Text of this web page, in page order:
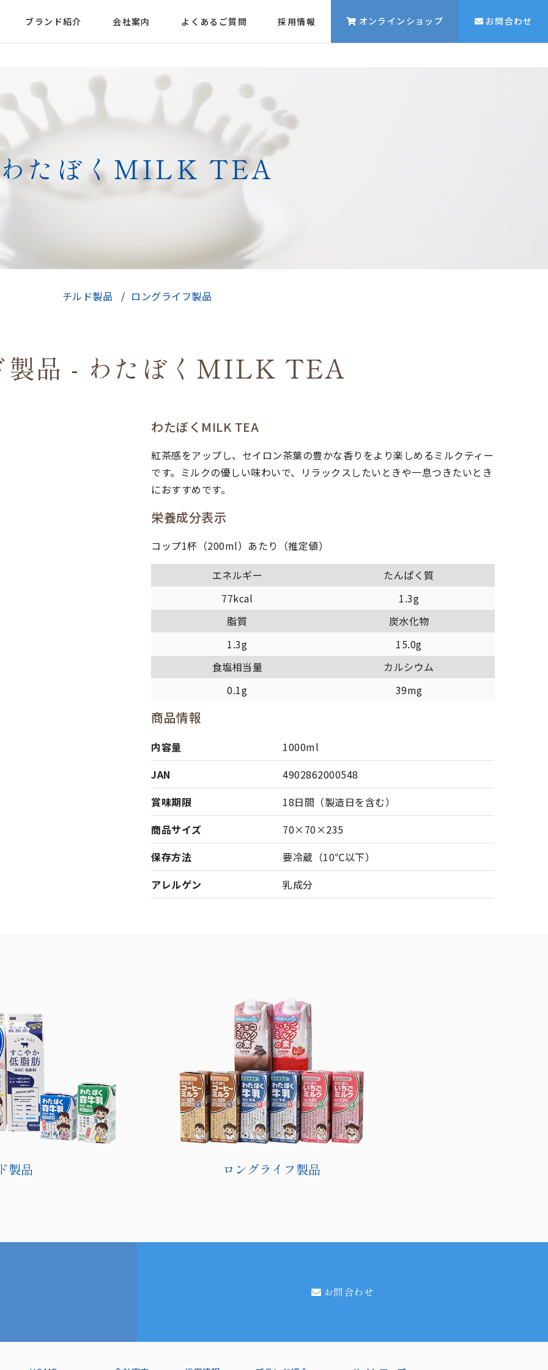
ブランド紹介 会社案内 よくあるご質問 採用情報 オンラインショップ お問合わせ
わたぼくMILK TEA
チルド製品 ロングライフ製品
製品 - わたぼくMILK TEA
わたぼくMILK TEA
紅茶感をアップし、セイロン茶葉の豊かな香りをより楽しめるミルクティー
です。ミルクの優しい味わいで、リラックスしたいときや一息つきたいとき
におすすめです。
栄養成分表示
コップ1杯（200ml）あたり（推定値）
エネルギー
77kcal
たんぱく質
1.3g
脂質
1.3g
炭水化物
15.0g
食塩相当量
0.1g
カルシウム
39mg
商品情報
内容量
1000ml
JAN
4902862000548
賞味期限
18日間（製造日を含む）
商品サイズ
70×70×235
保存方法
要冷蔵（10℃以下）
アレルゲン
乳成分
製品 ロングライフ製品
お問合わせ